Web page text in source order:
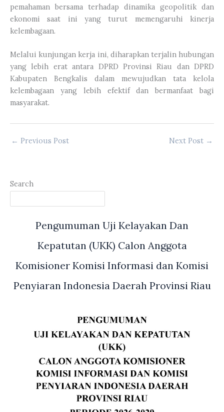
pemahaman bersama terhadap dinamika geopolitik dan
ekonomi saat ini yang turut memengaruhi kinerja
kelembagaan.
Melalui kunjungan kerja ini, diharapkan terjalin hubungan
yang lebih erat antara DPRD Provinsi Riau dan DPRD
Kabupaten Bengkalis dalam mewujudkan tata kelola
kelembagaan yang lebih efektif dan bermanfaat bagi
masyarakat.
← Previous Post Next Post →
Search
Pengumuman Uji Kelayakan Dan
Kepatutan (UKK) Calon Anggota
Komisioner Komisi Informasi dan Komisi
Penyiaran Indonesia Daerah Provinsi Riau